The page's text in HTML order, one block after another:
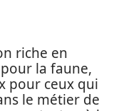
riche en
la faune,
pour ceux qui
le métier de